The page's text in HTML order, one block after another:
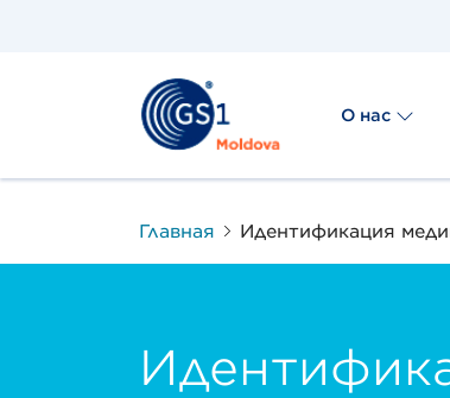
О нас
Главная Идентификация